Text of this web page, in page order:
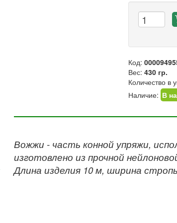
Код:
Вес:430 гр.
Количество в
Наличие: В
Вожжи - часть конной упряжи,
изготовлено из прочной
Длина изделия 10 м, ширина